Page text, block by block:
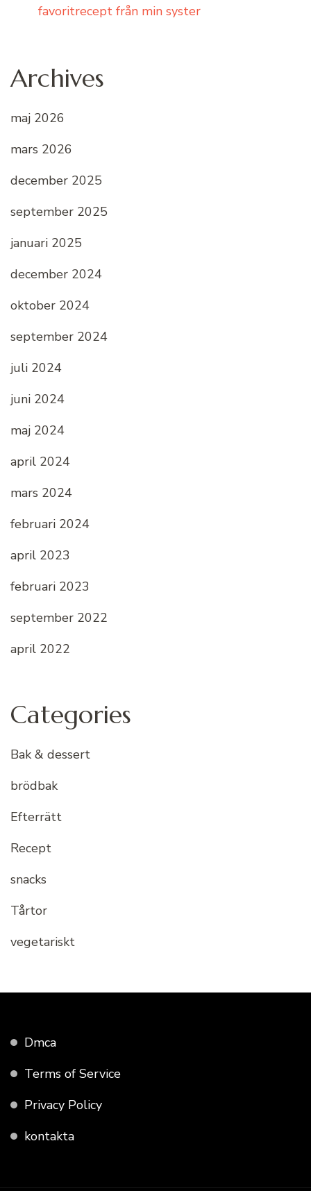
favoritrecept från min syster
Archives
maj 2026
mars 2026
december 2025
september 2025
januari 2025
december 2024
oktober 2024
september 2024
juli 2024
juni 2024
maj 2024
april 2024
mars 2024
februari 2024
april 2023
februari 2023
september 2022
april 2022
Categories
Bak & dessert
brödbak
Efterrätt
Recept
snacks
Tårtor
vegetariskt
Dmca
Terms of Service
Privacy Policy
kontakta